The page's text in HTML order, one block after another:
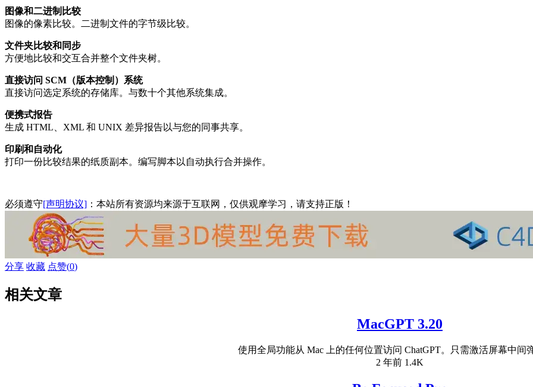
图像和二进制比较
图像的像素比较。二进制文件的字节级比较。
文件夹比较和同步
方便地比较和交互合并整个文件夹树。
直接访问 SCM（版本控制）系统
直接访问选定系统的存储库。与数十个其他系统集成。
便携式报告
生成 HTML、XML 和 UNIX 差异报告以与您的同事共享。
印刷和自动化
打印一份比较结果的纸质副本。编写脚本以自动执行合并操作。
必须遵守[声明协议] ：本站所有资源均来源于互联网，仅供观摩学习，请支持正版！
分享 收藏 点赞(0)
相关文章
MacGPT 3.20
使用全局功能从 Mac 上的任何位置访问 ChatGPT。只需激活屏幕中间
2 年前 1.4K